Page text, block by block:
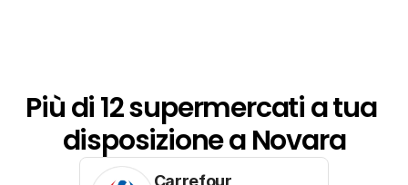
Più di 12 supermercati a tua
disposizione a Novara
Carrefour